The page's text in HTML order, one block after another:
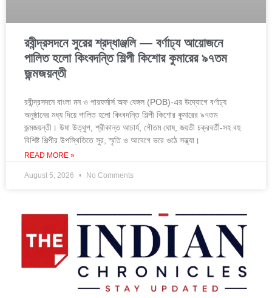
রবীন্দ্রসদনে সুরের শ্রদ্ধাঞ্জলি — বর্ণাঢ্য আয়োজনে
পালিত হলো কিংবদন্তি শিল্পী কিশোর কুমারের ৯৭তম
জন্মজয়ন্তী
রবীন্দ্রসদনে বাংলা মন ও পারফর্মার্স অফ বেঙ্গল (POB)-এর উদ্যোগে বর্ণাঢ্য
অনুষ্ঠানের মধ্য দিয়ে পালিত হলো কিংবদন্তি শিল্পী কিশোর কুমারের ৯৭তম
জন্মজয়ন্তী। উষা উত্থুপ, শ্রীকান্ত আচার্য, গৌতম ঘোষ, জয়তী চক্রবর্তী-সহ বহু
বিশিষ্ট শিল্পীর উপস্থিতিতে সুর, স্মৃতি ও আবেগে ভরে ওঠে সন্ধ্যা।
READ MORE »
August 5, 2026 No Comments